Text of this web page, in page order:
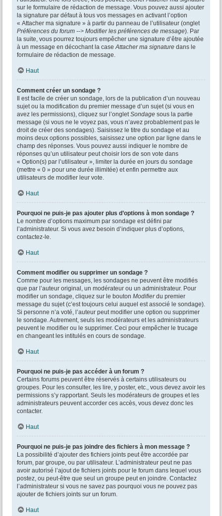
sur le formulaire de rédaction de message. Vous pouvez aussi ajouter
la signature par défaut à tous vos messages en activant l’option
« Attacher ma signature » à partir du panneau de l’utilisateur (onglet
Préférences du forum --> Modifier les préférences de message). Par
la suite, vous pourrez toujours empêcher une signature d’être ajoutée
à un message en décochant la caseAttacher ma signature dans le
formulaire de rédaction de message.
Haut
Comment créer un sondage ?
Il est facile de créer un sondage, lors de la publication d’un nouveau
sujet ou la modification du premier message d’un sujet (si vous en
avez les permissions), cliquez sur l’ongletSondage sous la partie
message (si vous ne le voyez pas, vous n’avez probablement pas le
droit de créer des sondages). Saisissez le titre du sondage et au
moins deux options possibles, saisissez une option par ligne dans le
champ des réponses. Vous pouvez aussi indiquer le nombre de
réponses qu’un utilisateur peut choisir lors de son vote dans
« Option(s) par l’utilisateur », limiter la durée en jours du sondage
(mettre « 0 » pour une durée illimitée) et enfin permettre aux
utilisateurs de modifier leur vote.
Haut
Pourquoi ne puis-je pas ajouter plus d’options à mon sondage ?
Le nombre d’options maximum par sondage est défini par
l’administrateur. Si vous avez besoin d’indiquer plus d’options,
contactez-le.
Haut
Comment modifier ou supprimer un sondage ?
Comme pour les messages, les sondages ne peuvent être modifiés
que par l’auteur original, un modérateur ou un administrateur. Pour
modifier un sondage, cliquez sur le bouton Modifierdu premier
message du sujet (c’est toujours celui auquel est associé le sondage).
Si personne n’a voté, l’auteur peut modifier une option ou supprimer
le sondage. Autrement, seuls les modérateurs et les administrateurs
peuvent le modifier ou le supprimer. Ceci pour empêcher le trucage
en changeant les intitulés en cours de sondage.
Haut
Pourquoi ne puis-je pas accéder à un forum ?
Certains forums peuvent être réservés à certains utilisateurs ou
groupes. Pour les consulter, les lire, y poster, etc., vous devez avoir les
permissions s’y rapportant. Seuls les modérateurs de groupes et les
administrateurs peuvent accorder ces accès, vous devez donc les
contacter.
Haut
Pourquoi ne puis-je pas joindre des fichiers à mon message ?
La possibilité d’ajouter des fichiers joints peut être accordée par
forum, par groupe, ou par utilisateur. L’administrateur peut ne pas
avoir autorisé l’ajout de fichiers joints pour le forum dans lequel vous
postez, ou peut-être que seul un groupe peut en joindre. Contactez
l’administrateur si vous ne savez pas pourquoi vous ne pouvez pas
ajouter de fichiers joints sur un forum.
Haut